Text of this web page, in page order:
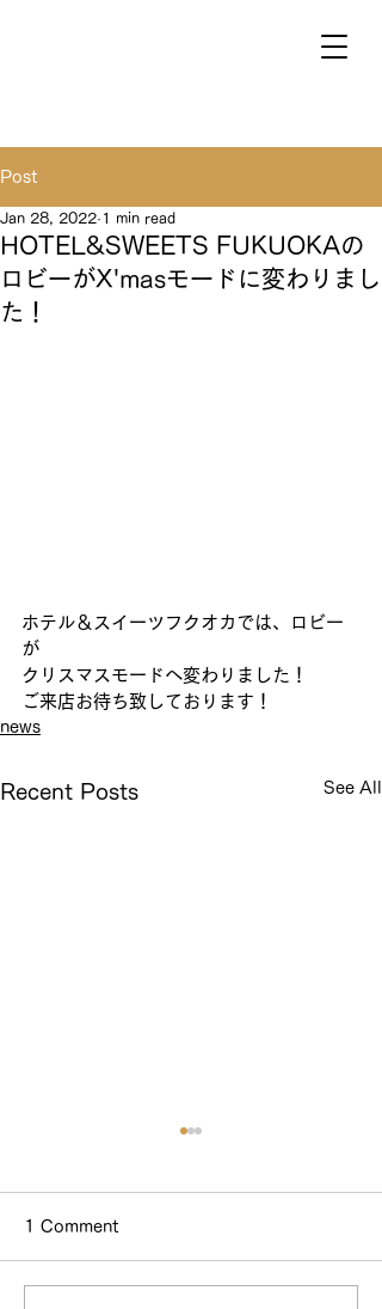
Post
HOTEL&SWEETS FUKUOKAの
ロビーがX'masモードに変わりまし
た！
Jan 28, 2022 1 min read
ホテル＆スイーツフクオカでは、ロビー
が
クリスマスモードへ変わりました！
ご来店お待ち致しております！
news
Recent Posts See All
1 Comment